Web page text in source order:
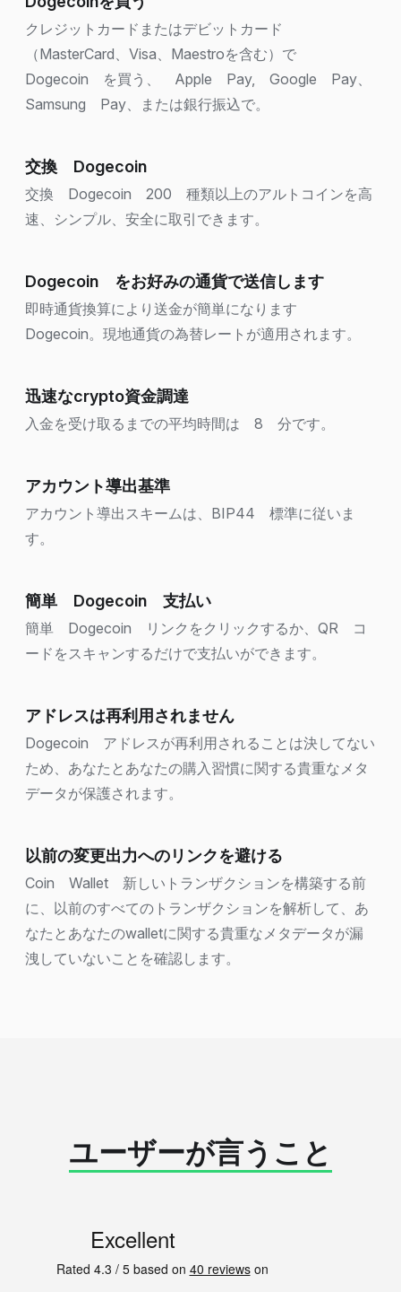
クレジットカードまたはデビットカード
（MasterCard、Visa、Maestroを含む）で
Dogecoin を買う、 Apple Pay, Google Pay、
Samsung Pay、または銀行振込で。
交換 Dogecoin
交換 Dogecoin 200 種類以上のアルトコインを高
速、シンプル、安全に取引できます。
Dogecoin をお好みの通貨で送信します
即時通貨換算により送金が簡単になります
Dogecoin。現地通貨の為替レートが適用されます。
迅速なcrypto資金調達
入金を受け取るまでの平均時間は 8 分です。
アカウント導出基準
アカウント導出スキームは、BIP44 標準に従いま
す。
簡単 Dogecoin 支払い
簡単 Dogecoin リンクをクリックするか、QR コ
ードをスキャンするだけで支払いができます。
アドレスは再利用されません
Dogecoin アドレスが再利用されることは決してない
ため、あなたとあなたの購入習慣に関する貴重なメタ
データが保護されます。
以前の変更出力へのリンクを避ける
Coin Wallet 新しいトランザクションを構築する前
に、以前のすべてのトランザクションを解析して、あ
なたとあなたのwalletに関する貴重なメタデータが漏
洩していないことを確認します。
ユーザーが言うこと